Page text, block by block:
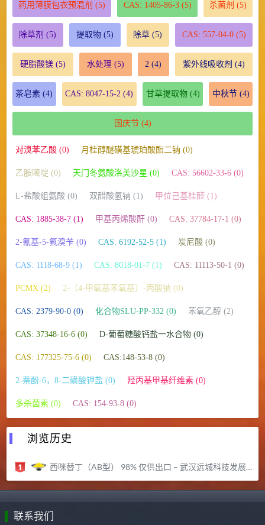
药用薄膜包衣预混剂 (5) CAS: 1405-86-3(5) 杀菌剂 (5)
除草剂 (5) 提取物(5) 除草 (5) CAS: 557-04-0(5)
硬脂酸镁(5) 水处理 (5) 2 (4) 紫外线吸收剂 (4)
茶皂素 (4) CAS: 8047-15-2 (4) 甘草提取物(4) 中秋节(4)
国庆节(4)
对溴苯乙酸 (0) 月桂醇醚磺基琥珀酸酯二钠 (0)
乙胺嘧啶 (0) 天门冬氨酸洛美沙星 (0) CAS: 56602-33-6 (0)
L-盐酸组氨酸 (0) 双醋酸氢钠 (1) 甲位己基桂醛 (1)
CAS: 1885-38-7 (1) 甲基丙烯酸酐 (0) CAS: 37784-17-1 (0)
2-氰基-5-氟溴苄 (0) CAS: 6192-52-5 (1) 炭尼酸 (0)
CAS: 1118-68-9 (1) CAS: 8018-01-7 (1) CAS: 11113-50-1 (0)
PCMX (2) 2-（4-甲氧基苯氧基）-丙酸钠 (0)
CAS: 2379-90-0 (0) 化合物SLU-PP-332 (0) 苯氧乙醇 (2)
CAS: 37348-16-6 (0) D-葡萄糖酸钙盐一水合物 (0)
CAS: 177325-75-6 (0) CAS:148-53-8 (0)
2-萘酚-6，8-二磺酸钾盐 (0) 羟丙基甲基纤维素 (0)
多杀菌素 (0) CAS: 154-93-8 (0)
浏览历史
西咪替丁（AB型） 98% 仅供出口 – 武汉远城科技发展有限公司
联系我们